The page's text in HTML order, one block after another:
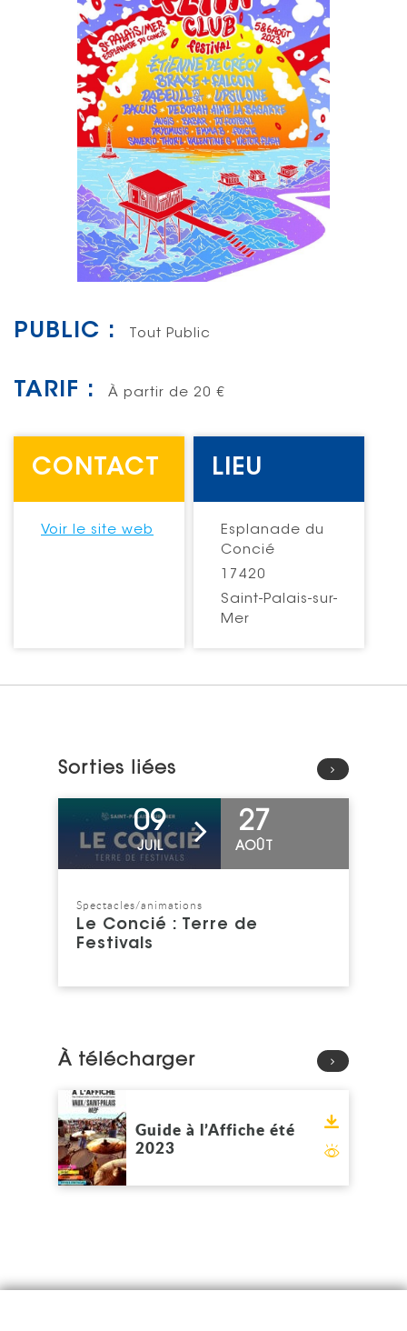
PUBLIC : Tout Public
TARIF : À partir de 20 €
CONTACT
Voir le site web
LIEU
Esplanade du
Concié
17420
Saint-Palais-sur-
Mer
Sorties liées
09
JUIL
27
AOÛT
Catégorie : "
Spectacles/animations
Le Concié : Terre de
Festivals
Voir l'événement
À télécharger
Guide à l’Affiche été
2023
Voir
Feuilleter